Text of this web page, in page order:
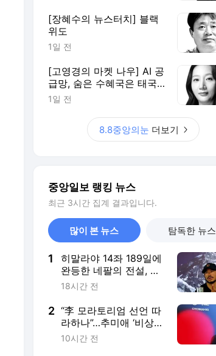
[장혜수의 뉴스터치] 블랙
위도
1일 전
[고영경의 마켓 나우] AI 공
급망, 숨은 수혜국은 태국·
말레이시아
1일 전
8.8중앙의눈 더보기
중앙일보 랭킹 뉴스
최근 3시간 집계 결과입니다.
많이 본 뉴스 탐독한 뉴스
1
히말라야 14좌 189일에
완등한 네팔의 전설, 결
국 산으로 떠났다
18시간 전
2 “李 모라토리엄 선언 따
라하나”…추미애 ‘비상선
언’ 與서도 난색
10시간 전